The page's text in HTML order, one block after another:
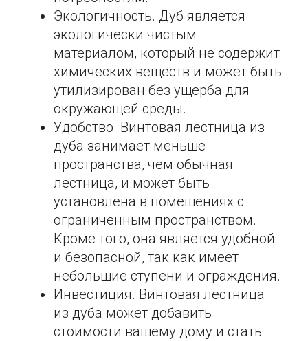
Экологичность. Дуб является
экологически чистым
материалом, который не содержит
химических веществ и может быть
утилизирован без ущерба для
окружающей среды.
Удобство. Винтовая лестница из
дуба занимает меньше
пространства, чем обычная
лестница, и может быть
установлена в помещениях с
ограниченным пространством.
Кроме того, она является удобной
и безопасной, так как имеет
небольшие ступени и ограждения.
Инвестиция. Винтовая лестница
из дуба может добавить
стоимости вашему дому и стать